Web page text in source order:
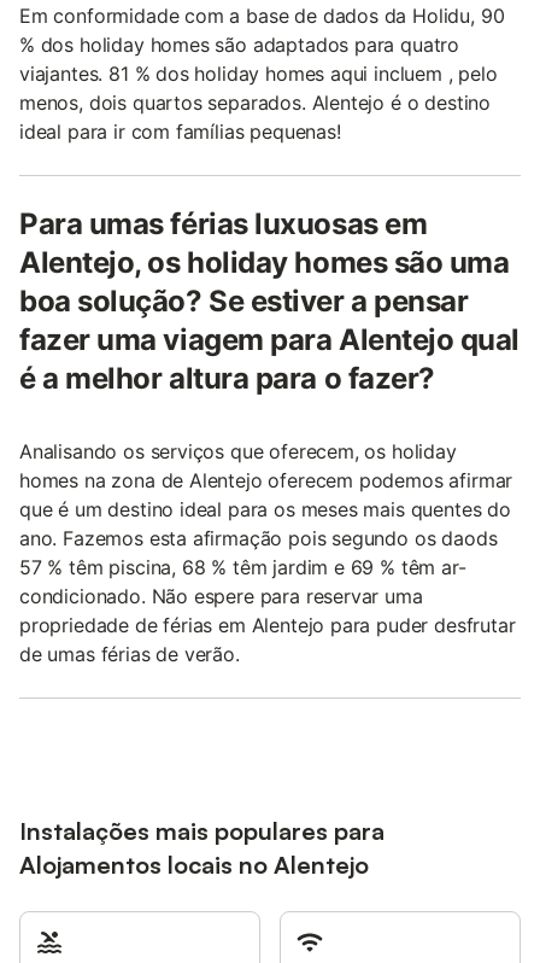
Em conformidade com a base de dados da Holidu, 90
% dos holiday homes são adaptados para quatro
viajantes. 81 % dos holiday homes aqui incluem , pelo
menos, dois quartos separados. Alentejo é o destino
ideal para ir com famílias pequenas!
Para umas férias luxuosas em
Alentejo, os holiday homes são uma
boa solução? Se estiver a pensar
fazer uma viagem para Alentejo qual
é a melhor altura para o fazer?
Analisando os serviços que oferecem, os holiday
homes na zona de Alentejo oferecem podemos afirmar
que é um destino ideal para os meses mais quentes do
ano. Fazemos esta afirmação pois segundo os daods
57 % têm piscina, 68 % têm jardim e 69 % têm ar-
condicionado. Não espere para reservar uma
propriedade de férias em Alentejo para puder desfrutar
de umas férias de verão.
Instalações mais populares para
Alojamentos locais no Alentejo